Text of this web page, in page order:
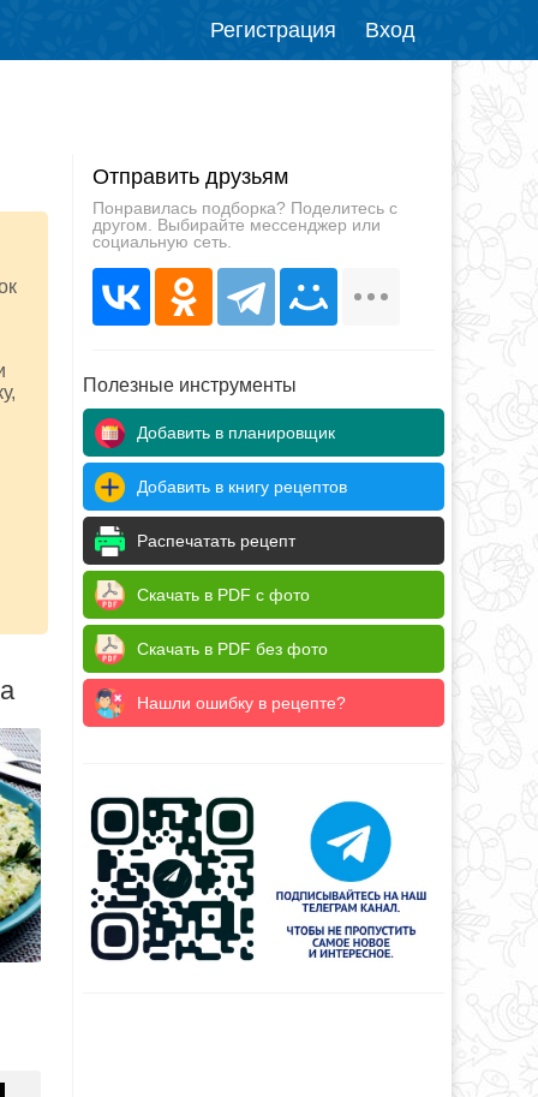
Регистрация Вход
Отправить друзьям
Понравилась подборка? Поделитесь с
другом. Выбирайте мессенджер или
социальную сеть.
Полезные инструменты
Добавить в планировщик
Добавить в книгу рецептов
Распечатать рецепт
Скачать в PDF с фото
Скачать в PDF без фото
Нашли ошибку в рецепте?